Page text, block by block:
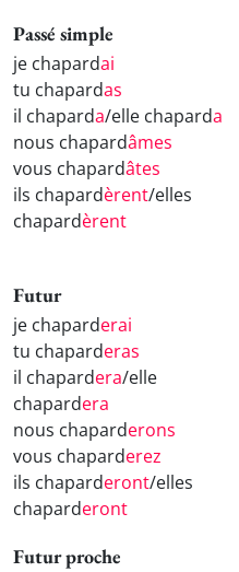
Passé simple
je chapardai
tu chapardas
il chaparda/elle chaparda
nous chapardâmes
vous chapardâtes
ils chapardèrent/elles
chapardèrent
Futur
je chaparderai
tu chaparderas
il chapardera/elle
chapardera
nous chaparderons
vous chaparderez
ils chaparderont/elles
chaparderont
Futur proche